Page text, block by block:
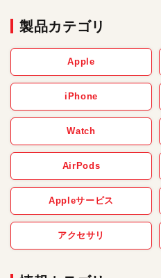
製品カテゴリ
Apple
iPhone
Watch
AirPods
Appleサービス
アクセサリ